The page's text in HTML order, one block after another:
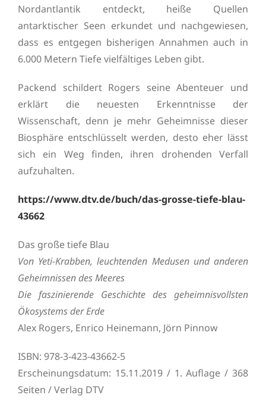
Nordantlantik entdeckt, heiße Quellen
antarktischer Seen erkundet und nachgewiesen,
dass es entgegen bisherigen Annahmen auch in
6.000 Metern Tiefe vielfältiges Leben gibt.
Packend schildert Rogers seine Abenteuer und
erklärt die neuesten Erkenntnisse der
Wissenschaft, denn je mehr Geheimnisse dieser
Biosphäre entschlüsselt werden, desto eher lässt
sich ein Weg finden, ihren drohenden Verfall
aufzuhalten.
https://www.dtv.de/buch/das-grosse-tiefe-blau-
43662
Das große tiefe Blau
Von Yeti-Krabben, leuchtenden Medusen und anderen
Geheimnissen des Meeres
Die faszinierende Geschichte des geheimnisvollsten
Ökosystems der Erde
Alex Rogers, Enrico Heinemann, Jörn Pinnow
ISBN: 978-3-423-43662-5
Erscheinungsdatum: 15.11.2019 / 1. Auflage / 368
Seiten / Verlag DTV